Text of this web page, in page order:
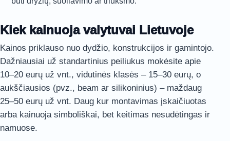
Kiek kainuoja valytuvai Lietuvoje
Kainos priklauso nuo dydžio, konstrukcijos ir gamintojo.
Dažniausiai už standartinius peiliukus mokėsite apie
10–20 eurų už vnt., vidutinės klasės – 15–30 eurų, o
aukščiausios (pvz., beam ar silikoninius) – maždaug
25–50 eurų už vnt. Daug kur montavimas įskaičiuotas
arba kainuoja simboliškai, bet keitimas nesudėtingas ir
namuose.